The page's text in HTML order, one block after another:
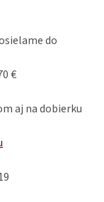
do
€
aj na dobierku